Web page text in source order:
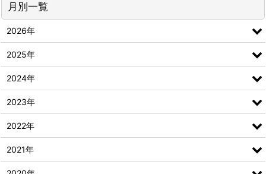
月別一覧
2026年
2025年
2024年
2023年
2022年
2021年